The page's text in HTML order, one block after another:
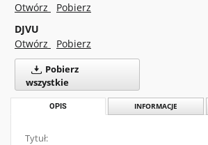
Otwórz
Pobierz
DJVU
Otwórz
Pobierz
Pobierz
wszystkie
OPIS INFORMACJE
Tytuł: